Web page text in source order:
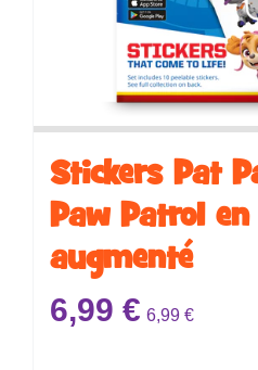
Stickers ​​​​Pat
Paw Patrol
augmenté
6,99 € 6,99 €